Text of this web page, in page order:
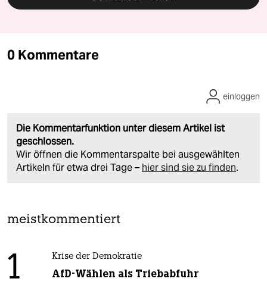
0 Kommentare
Die Kommentarfunktion unter diesem Artikel ist
geschlossen.
Wir öffnen die Kommentarspalte bei ausgewählten
Artikeln für etwa drei Tage – hier sind sie zu finden.
einloggen
meistkommentiert
1 Krise der Demokratie
AfD-Wählen als Triebabfuhr